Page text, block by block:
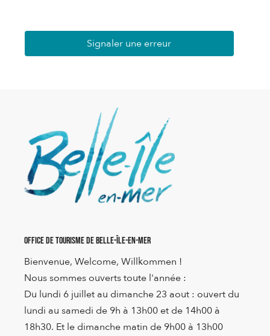
Signaler une erreur
Office de Tourisme de Belle-Île-en-Mer
Bienvenue, Welcome, Willkommen !
Nous sommes ouverts toute l'année :
Du lundi 6 juillet au dimanche 23 aout : ouvert du
lundi au samedi de 9h à 13h00 et de 14h00 à
18h30. Et le dimanche matin de 9h00 à 13h00